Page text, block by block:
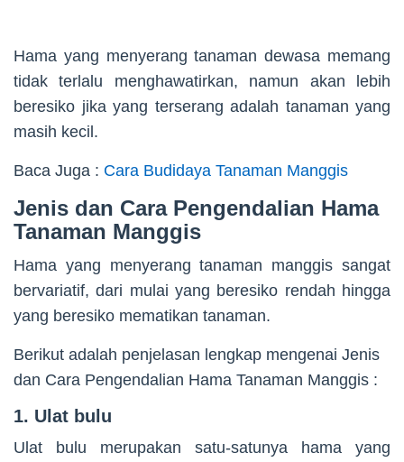
Hama yang menyerang tanaman dewasa memang
tidak terlalu menghawatirkan, namun akan lebih
beresiko jika yang terserang adalah tanaman yang
masih kecil.
Baca Juga : Cara Budidaya Tanaman Manggis
Jenis dan Cara Pengendalian Hama
Tanaman Manggis
Hama yang menyerang tanaman manggis sangat
bervariatif, dari mulai yang beresiko rendah hingga
yang beresiko mematikan tanaman.
Berikut adalah penjelasan lengkap mengenai Jenis
dan Cara Pengendalian Hama Tanaman Manggis :
1. Ulat bulu
Ulat bulu merupakan satu-satunya hama yang